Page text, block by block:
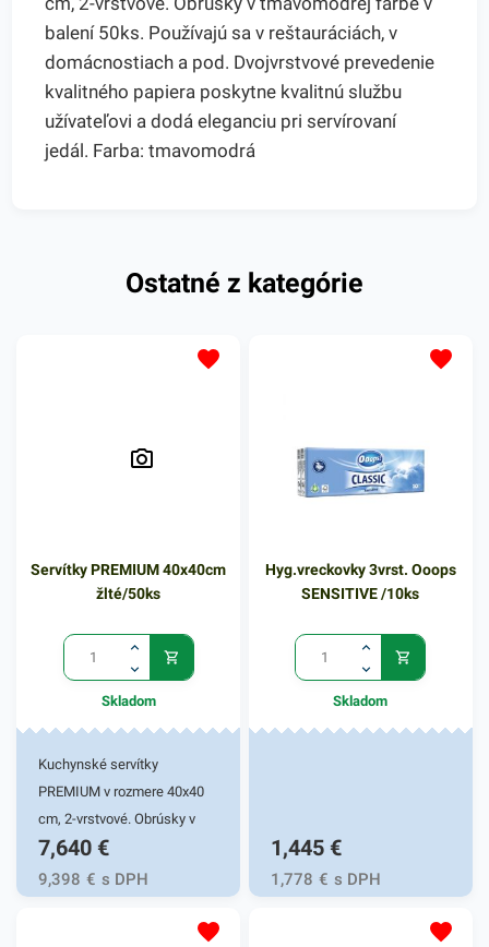
balení 50ks. Používajú sa v reštauráciách, v
domácnostiach a pod. Dvojvrstvové prevedenie
kvalitného papiera poskytne kvalitnú službu
užívateľovi a dodá eleganciu pri servírovaní
jedál. Farba: tmavomodrá
Ostatné z kategórie
Servítky PREMIUM 40x40cm
žlté/50ks
Skladom
Kuchynské servítky
PREMIUM v rozmere 40x40
cm, 2-vrstvové. Obrúsky v
žltej farbe v balení 50ks.
Používajú sa v reštauráciách,
v domácnostiach a pod.
7,640 €
9,398 € s DPH
Hyg.vreckovky 3vrst. Ooops
SENSITIVE /10ks
Skladom
1,445 €
1,778 € s DPH